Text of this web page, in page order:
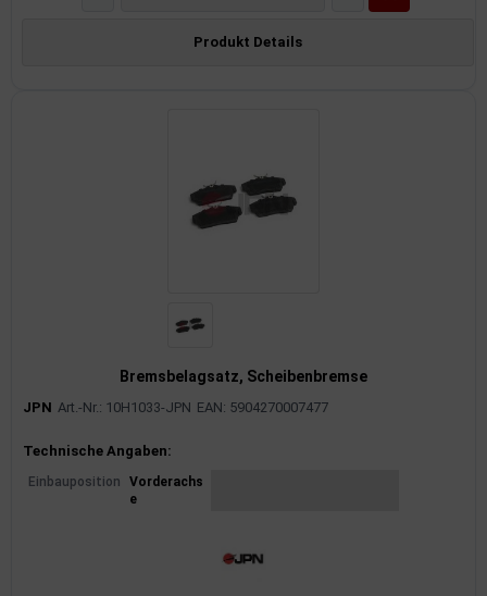
Produkt Details
Bremsbelagsatz, Scheibenbremse
JPN Art.-Nr.: 10H1033-JPN EAN: 5904270007477
Produktinformationen
Technische Angaben:
Einbauposition
Vorderachs
e